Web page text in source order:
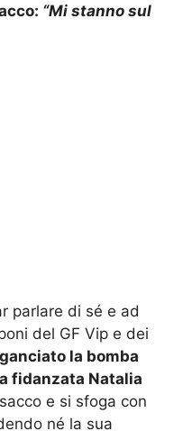
“Mi stanno sul
parlare di sé e ad
del GF Vip e dei
la bomba
fidanzata Natalia
e si sfoga con
né la sua